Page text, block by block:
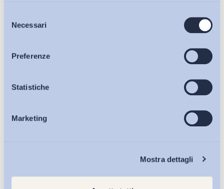
delNecessari
Preferenze
Statistiche
Marketing
Mostra dettagli
Bollettini ADAPT
Articoli
Osservatori
Eventi
Condividi su: